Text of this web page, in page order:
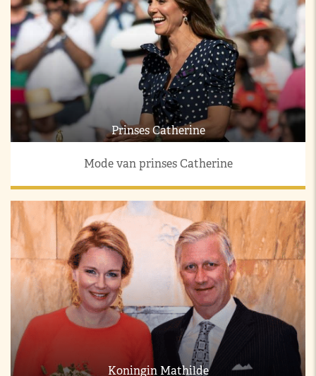
Prinses Catherine
Mode van prinses Catherine
Koningin Mathilde